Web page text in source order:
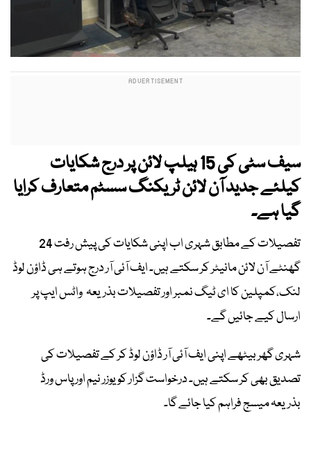
سیف سٹی کی 15 ہیلپ لائن پر درج شکایات
کیلئے جدید آن لائن ٹریکنگ سسٹم متعارف کرایا
گیا ہے۔
تفصیلات کے مطابق شہری اب اپنی شکایات کی پیش رفت 24
گھنٹے آن لائن مانیٹر کر سکتے ہیں۔ ایف آئی آر درج ہوتے ہی ڈاؤن لوڈ
لنک،کمپلین کا ای ٹیگ نمبر اور تفصیلات بذریعہ واٹس ایپ پر
ارسال کیے جائیں گے۔
شہری گھر بیٹھے اپنی ایف آئی آر ڈاؤن لوڈ کر کے تفصیلات کی
تصدیق بھی کر سکتے ہیں۔ درخواست گزار کو یوزر نیم اور پاس ورڈ
بذریعہ میسج فراہم کیا جائے گا۔